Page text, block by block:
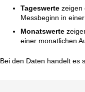
Tageswertezeigen
Messbeginn in
Monatswerte
einer monatlichen
Bei den Daten handelt es